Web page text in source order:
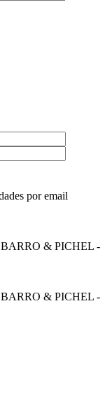
por email